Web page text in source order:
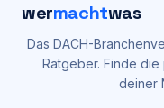
wermachtwas
Das DACH-
Ratgeber. Finde die
deiner